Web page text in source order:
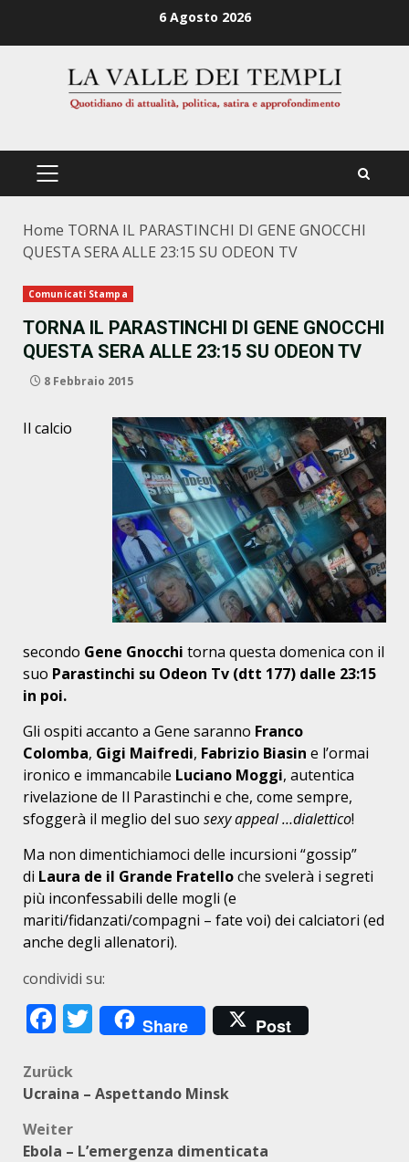
6 Agosto 2026
PRIMÄRES
Home TORNA IL PARASTINCHI DI GENE GNOCCHI
QUESTA SERA ALLE 23:15 SU ODEON TV
Comunicati Stampa
TORNA IL PARASTINCHI DI GENE GNOCCHI
QUESTA SERA ALLE 23:15 SU ODEON TV
8 Febbraio 2015
Il calcio
secondo Gene Gnocchi torna questa domenica con il
suo Parastinchi su Odeon Tv (dtt 177) dalle 23:15
in poi.
Gli ospiti accanto a Gene saranno Franco
Colomba, Gigi Maifredi, Fabrizio Biasin e l’ormai
ironico e immancabile Luciano Moggi, autentica
rivelazione de Il Parastinchi e che, come sempre,
sfoggerà il meglio del suo sexy appeal …dialettico!
Ma non dimentichiamoci delle incursioni “gossip”
di Laura de il Grande Fratelloche svelerà i segreti
più inconfessabili delle mogli (e
mariti/fidanzati/compagni – fate voi) dei calciatori (ed
anche degli allenatori).
condividi su:
Facebook
Twitter
Share Post
Beitragsnavigation
Zurück
Ucraina – Aspettando Minsk
Weiter
Ebola – L’emergenza dimenticata